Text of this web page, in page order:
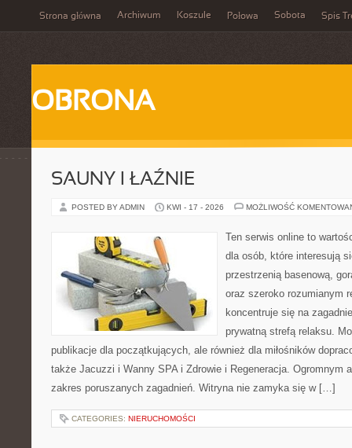
Strona główna Archiwum Koszule Połowa Sobota Spis
OBRONA
SAUNY I ŁAŹNIE
POSTED BY ADMIN KWI - 17 - 2026 MOŻLIWOŚĆ
Ten serwis online to
dla osób, które interesują
przestrzenią basenową,
oraz szeroko rozumianym
koncentruje się na
prywatną strefą relaksu.
publikacje dla początkujących, ale również dla miłośników
także Jacuzzi i Wanny SPA i Zdrowie i Regeneracja. Ogromnym
zakres poruszanych zagadnień. Witryna nie zamyka się w […]
CATEGORIES: NIERUCHOMOŚCI